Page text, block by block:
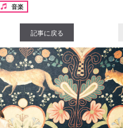
音楽
記事に戻る